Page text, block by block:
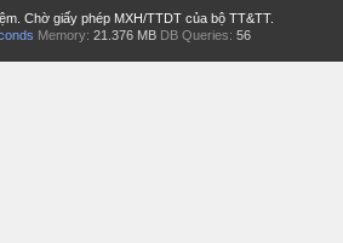
Chờ giấy phép MXH/TTDT của bộ TT&TT.
Memory: 21.376 MB DB Queries: 56